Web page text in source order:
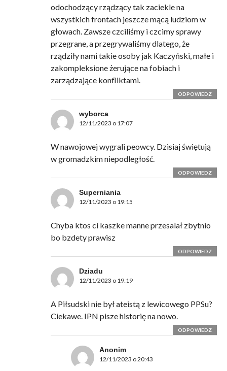
odochodzący rządzący tak zaciekle na
wszystkich frontach jeszcze mącą ludziom w
głowach. Zawsze czciliśmy i czcimy sprawy
przegrane, a przegrywaliśmy dlatego, że
rządziły nami takie osoby jak Kaczyński, małe i
zakompleksione żerujące na fobiach i
zarządzające konfliktami.
ODPOWIEDZ
wyborca
12/11/2023 o 17:07
W nawojowej wygrali peowcy. Dzisiaj świętują
w gromadzkim niepodległość.
ODPOWIEDZ
Superniania
12/11/2023 o 19:15
Chyba ktos ci kaszke manne przesalał zbytnio
bo bzdety prawisz
ODPOWIEDZ
Dziadu
12/11/2023 o 19:19
A Piłsudski nie był ateistą z lewicowego PPSu?
Ciekawe. IPN pisze historię na nowo.
ODPOWIEDZ
Anonim
12/11/2023 o 20:43